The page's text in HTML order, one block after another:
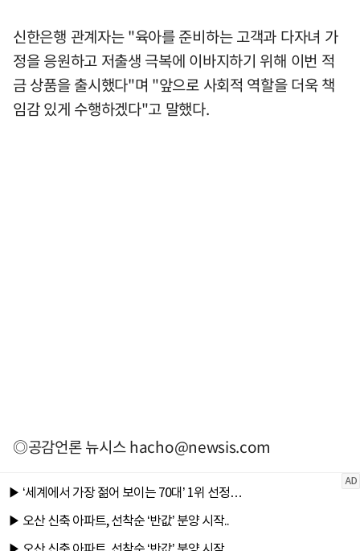
신한은행 관계자는 "육아를 준비하는 고객과 다자녀 가
정을 응원하고 저출생 극복에 이바지하기 위해 이번 적
금 상품을 출시했다"며 "앞으로 사회적 역할을 더욱 책
임감 있게 수행하겠다"고 말했다.
◎공감언론 뉴시스hacho@newsis.com